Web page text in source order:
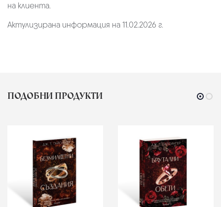
на клиента.
Актулизирана информация на 11.02.2026 г.
ПОДОБНИ ПРОДУКТИ